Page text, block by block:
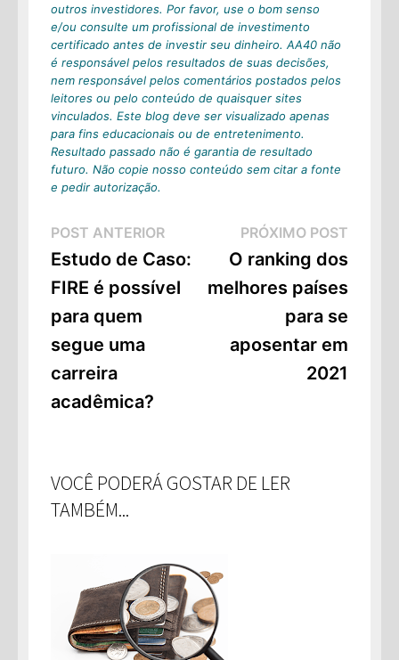
outros investidores. Por favor, use o bom senso
e/ou consulte um profissional de investimento
certificado antes de investir seu dinheiro. AA40 não
é responsável pelos resultados de suas decisões,
nem responsável pelos comentários postados pelos
leitores ou pelo conteúdo de quaisquer sites
vinculados. Este blog deve ser visualizado apenas
para fins educacionais ou de entretenimento.
Resultado passado não é garantia de resultado
futuro. Não copie nosso conteúdo sem citar a fonte
e pedir autorização.
Navegação
de
Post
POST ANTERIORPost
Anterior:
Estudo de Caso:
FIRE é possível
para quem
segue uma
carreira
acadêmica?
PRÓXIMO POST
O ranking dos
melhores países
para se
aposentar em
2021
VOCÊ PODERÁ GOSTAR DE LER
TAMBÉM...